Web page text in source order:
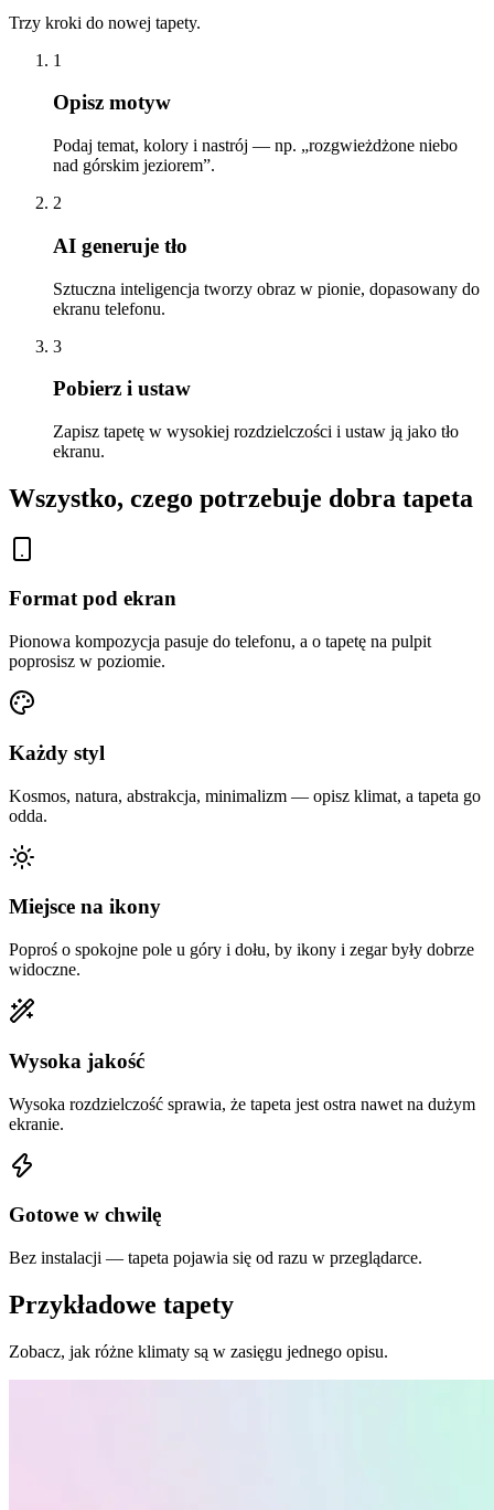
Trzy kroki do nowej tapety.
1
Opisz motyw
Podaj temat, kolory i nastrój — np. „rozgwieżdżone niebo
nad górskim jeziorem”.
2
AI generuje tło
Sztuczna inteligencja tworzy obraz w pionie, dopasowany do
ekranu telefonu.
3
Pobierz i ustaw
Zapisz tapetę w wysokiej rozdzielczości i ustaw ją jako tło
ekranu.
Wszystko, czego potrzebuje dobra tapeta
Format pod ekran
Pionowa kompozycja pasuje do telefonu, a o tapetę na pulpit
poprosisz w poziomie.
Każdy styl
Kosmos, natura, abstrakcja, minimalizm — opisz klimat, a tapeta go
odda.
Miejsce na ikony
Poproś o spokojne pole u góry i dołu, by ikony i zegar były dobrze
widoczne.
Wysoka jakość
Wysoka rozdzielczość sprawia, że tapeta jest ostra nawet na dużym
ekranie.
Gotowe w chwilę
Bez instalacji — tapeta pojawia się od razu w przeglądarce.
Przykładowe tapety
Zobacz, jak różne klimaty są w zasięgu jednego opisu.